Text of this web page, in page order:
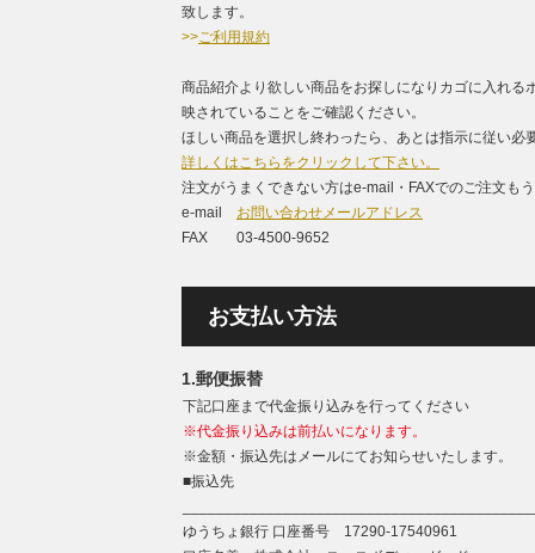
致します。
>>ご利用規約
商品紹介より欲しい商品をお探しになりカゴに入れる
映されていることをご確認ください。
ほしい商品を選択し終わったら、あとは指示に従い必
詳しくはこちらをクリックして下さい。
注文がうまくできない方はe-mail・FAXでのご注文も
e-mail お問い合わせメールアドレス
FAX 03-4500-9652
お支払い方法
1.郵便振替
下記口座まで代金振り込みを行ってください
※代金振り込みは前払いになります。
※金額・振込先はメールにてお知らせいたします。
■振込先
ゆうちょ銀行 口座番号 17290-17540961